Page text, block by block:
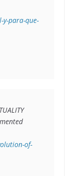
para-que-
of-